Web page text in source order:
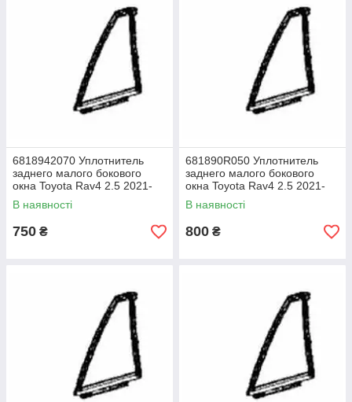
6818942070 Уплотнитель
заднего малого бокового
окна Toyota Rav4 2.5 2021-
2025 год, б/у оригинал
В наявності
750 ₴
681890R050 Уплотнитель
заднего малого бокового
окна Toyota Rav4 2.5 2021-
2025 год, б/у оригинал
В наявності
800 ₴